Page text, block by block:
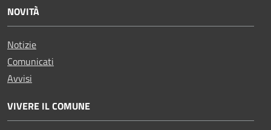
NOVITÀ
Notizie
Comunicati
Avvisi
VIVERE IL COMUNE